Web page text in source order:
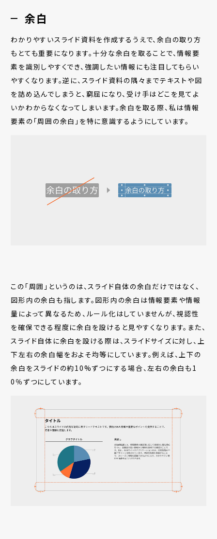
余白
わかりやすいスライド資料を作成するうえで、余白の取り方
もとても重要になります。十分な余白を取ることで、情報要
素を識別しやすくでき、強調したい情報にも注目してもらい
やすくなります。逆に、スライド資料の隅々までテキストや図
を詰め込んでしまうと、窮屈になり、受け手はどこを見てよ
いかわからなくなってしまいます。余白を取る際、私は情報
要素の「周囲の余白」を特に意識するようにしています。
この「周囲」というのは、スライド自体の余白だけではなく、
図形内の余白も指します。図形内の余白は情報要素や情報
量によって異なるため、ルール化はしていませんが、視認性
を確保できる程度に余白を設けると見やすくなります。また、
スライド自体に余白を設ける際は、スライドサイズに対し、上
下左右の余白幅をおよそ均等にしています。例えば、上下の
余白をスライドの約10%ずつにする場合、左右の余白も1
0％ずつにしています。